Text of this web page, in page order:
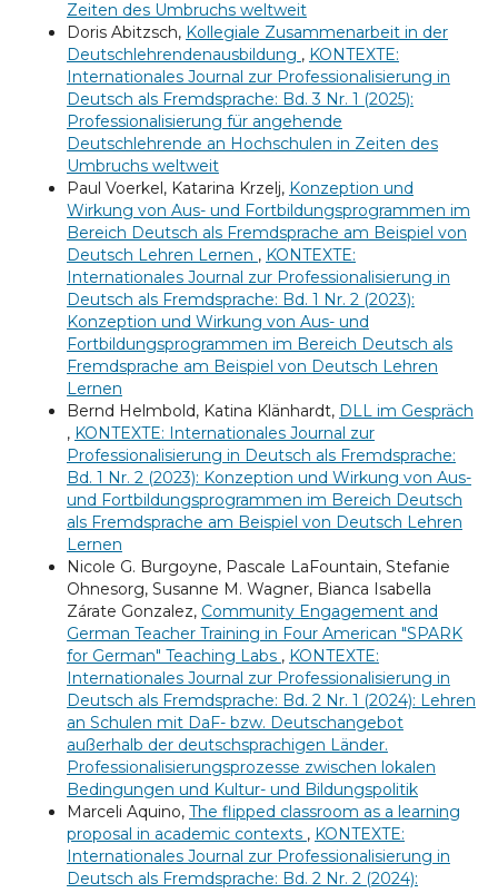
Zeiten des Umbruchs weltweit
Doris Abitzsch, Kollegiale Zusammenarbeit in der
Deutschlehrendenausbildung , KONTEXTE:
Internationales Journal zur Professionalisierung in
Deutsch als Fremdsprache: Bd. 3 Nr. 1 (2025):
Professionalisierung für angehende
Deutschlehrende an Hochschulen in Zeiten des
Umbruchs weltweit
Paul Voerkel, Katarina Krzelj, Konzeption und
Wirkung von Aus- und Fortbildungsprogrammen im
Bereich Deutsch als Fremdsprache am Beispiel von
Deutsch Lehren Lernen , KONTEXTE:
Internationales Journal zur Professionalisierung in
Deutsch als Fremdsprache: Bd. 1 Nr. 2 (2023):
Konzeption und Wirkung von Aus- und
Fortbildungsprogrammen im Bereich Deutsch als
Fremdsprache am Beispiel von Deutsch Lehren
Lernen
Bernd Helmbold, Katina Klänhardt, DLL im Gespräch
, KONTEXTE: Internationales Journal zur
Professionalisierung in Deutsch als Fremdsprache:
Bd. 1 Nr. 2 (2023): Konzeption und Wirkung von Aus-
und Fortbildungsprogrammen im Bereich Deutsch
als Fremdsprache am Beispiel von Deutsch Lehren
Lernen
Nicole G. Burgoyne, Pascale LaFountain, Stefanie
Ohnesorg, Susanne M. Wagner, Bianca Isabella
Zárate Gonzalez, Community Engagement and
German Teacher Training in Four American "SPARK
for German" Teaching Labs , KONTEXTE:
Internationales Journal zur Professionalisierung in
Deutsch als Fremdsprache: Bd. 2 Nr. 1 (2024): Lehren
an Schulen mit DaF- bzw. Deutschangebot
außerhalb der deutschsprachigen Länder.
Professionalisierungsprozesse zwischen lokalen
Bedingungen und Kultur- und Bildungspolitik
Marceli Aquino, The flipped classroom as a learning
proposal in academic contexts , KONTEXTE:
Internationales Journal zur Professionalisierung in
Deutsch als Fremdsprache: Bd. 2 Nr. 2 (2024):